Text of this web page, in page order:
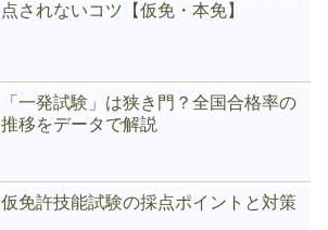
点されないコツ【仮免・本免】
「一発試験」は狭き門？全国合格率の
推移をデータで解説
仮免許技能試験の採点ポイントと対策